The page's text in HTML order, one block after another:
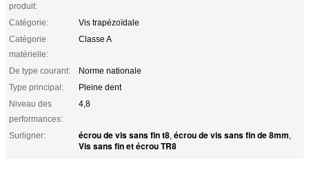
produit:
Catégorie:
Vis trapézoïdale
Catégorie
matérielle:
Classe A
De type courant:
Norme nationale
Type principal:
Pleine dent
Niveau des
performances:
4,8
Surligner: écrou de vis sans fin t8, écrou de vis sans fin de 8mm,
Vis sans fin et écrou TR8